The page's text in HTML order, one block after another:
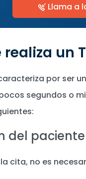
Llama a
realiza un
por ser
segundos o
del paciente
cita, no es